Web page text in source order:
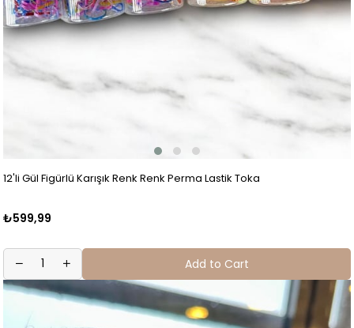
12'li Gül Figürlü Karışık Renk Renk Perma Lastik Toka
₺599,99
Add to Cart